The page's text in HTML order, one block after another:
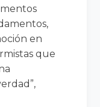
en
que